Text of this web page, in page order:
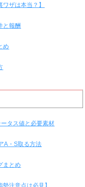
ザは本当？】
と報酬
め
タス値と必要素材
A・S取る方法
まとめ
注意点は必見】